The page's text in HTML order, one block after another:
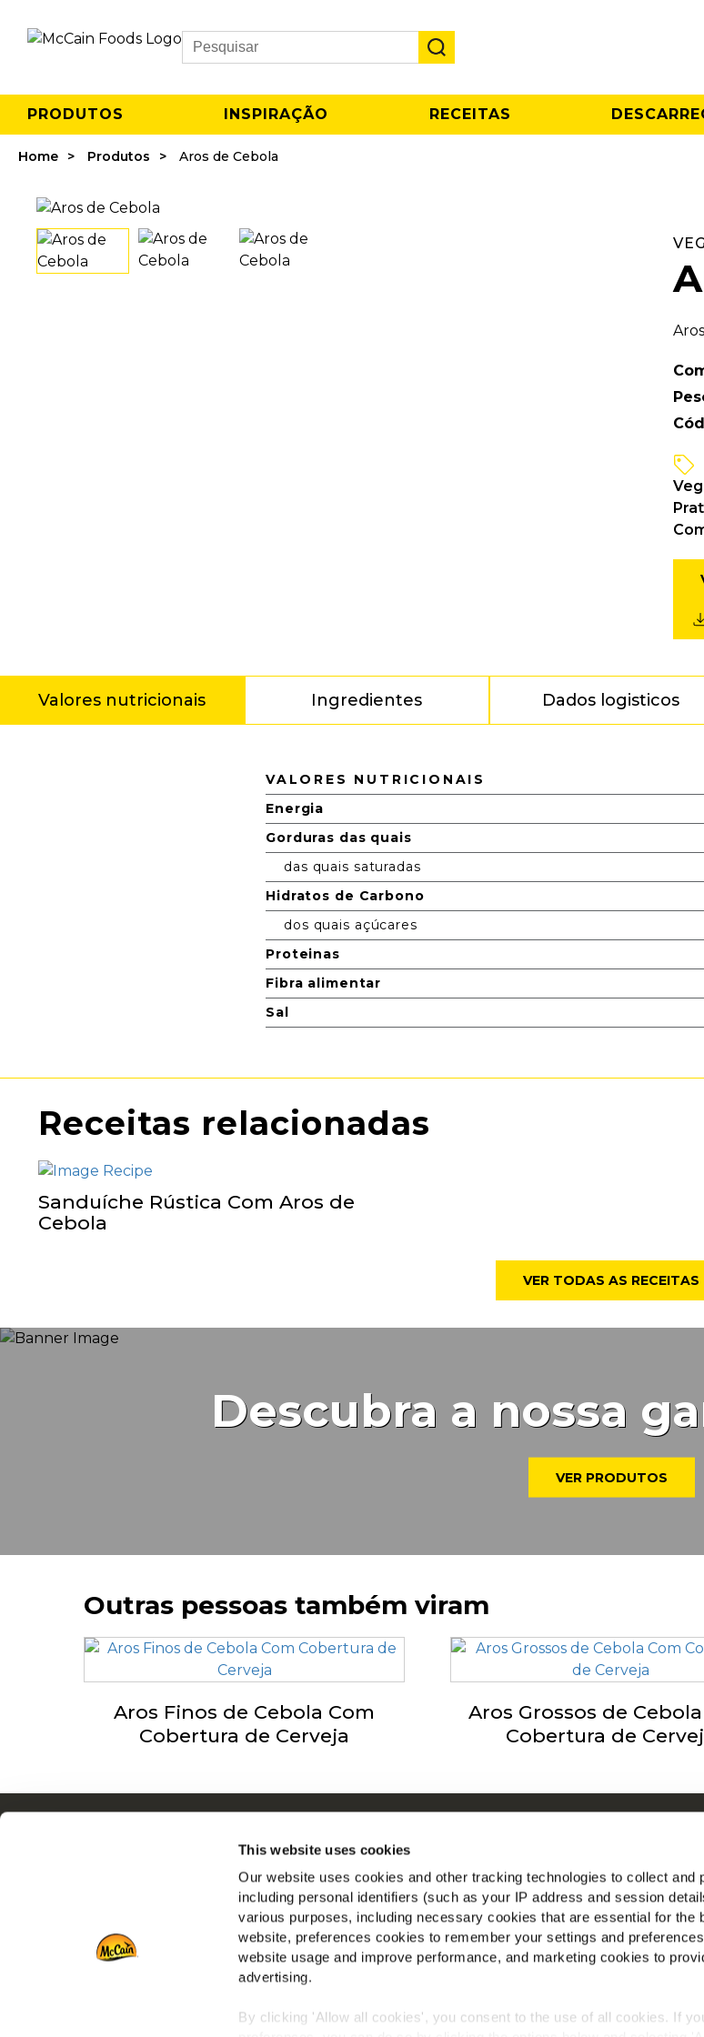
This website uses cookies
Our website uses cookies and other tracking technologies to collect and
including personal identifiers (such as your IP address and session
various purposes, including necessary cookies that are essential for the
website, preferences cookies to remember your settings and
website usage and improve performance, and marketing cookies to
advertising.
By clicking 'Allow all cookies', you consent to the use of all cookies. If
Search
PRODUTOS INSPIRAÇÃO RECEITAS
Home Produtos Aros de Cebola
Valores nutricionais Ingredientes Dados logisticos
Valores nutricionaisVALORES NUTRICIONAIS
Energia
Gorduras das quais
das quais saturadas
Hidratos de Carbono
dos quais açúcares
Proteinas
Fibra alimentar
Sal
Receitas relacionadas
Sanduíche Rústica Com Aros de
Cebola
VER TODAS AS RECEITAS
Descubra a nossa
VER PRODUTOS
Outras pessoas também viram
Aros Finos de Cebola Com
Cobertura de Cerveja
Aros Grossos de
Cobertura de
Inspiração
Descarregamentos
Inspirados Pelas Nossas Raízes
Emprego
FAQ